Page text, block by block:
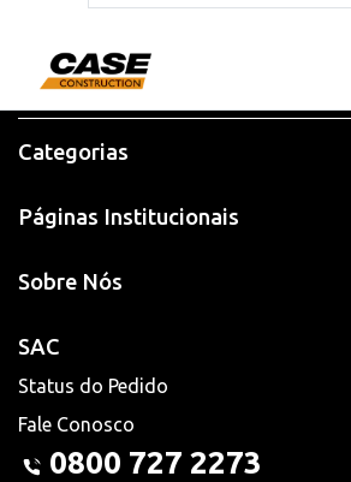
Categorias
Páginas Institucionais
Sobre Nós
SAC
Status do Pedido
Fale Conosco
0800 727 2273